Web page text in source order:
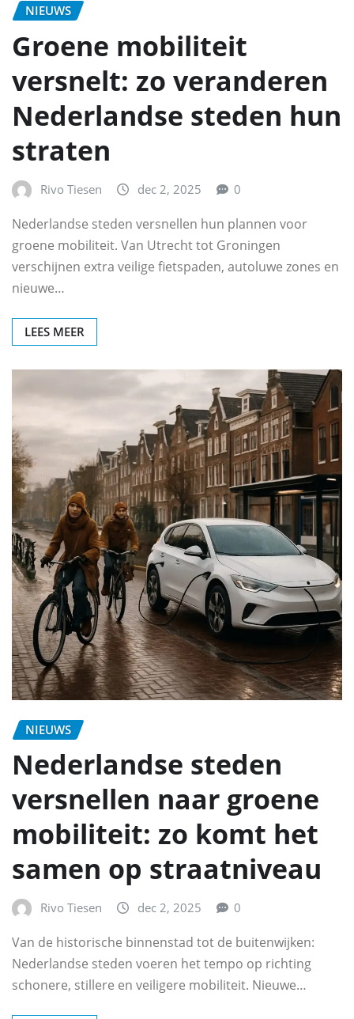
NIEUWS
Groene mobiliteit
versnelt: zo veranderen
Nederlandse steden hun
straten
Rivo Tiesen dec 2, 2025 0
Nederlandse steden versnellen hun plannen voor
groene mobiliteit. Van Utrecht tot Groningen
verschijnen extra veilige fietspaden, autoluwe zones en
nieuwe…
LEES MEER
NIEUWS
Nederlandse steden
versnellen naar groene
mobiliteit: zo komt het
samen op straatniveau
Rivo Tiesen dec 2, 2025 0
Van de historische binnenstad tot de buitenwijken:
Nederlandse steden voeren het tempo op richting
schonere, stillere en veiligere mobiliteit. Nieuwe…